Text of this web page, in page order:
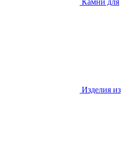
Изделия из